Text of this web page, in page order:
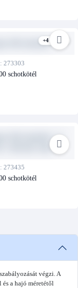
+4 kivitel
273303
schotkötél
273435
schotkötél
végzi. A
a hajó méretétől